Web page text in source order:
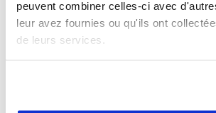
peuvent combiner celles-ci avec
leur avez fournies ou qu'ils ont
de leurs services.
aéronautique (2ème édition / Révision 00/
20.5 RANT 11 PART 2 - APPENDICE 4 - Exigences
pour la fourniture des services d'information
20.6 RANT 11 PART 2 - APPENDICE 5 - Exigences